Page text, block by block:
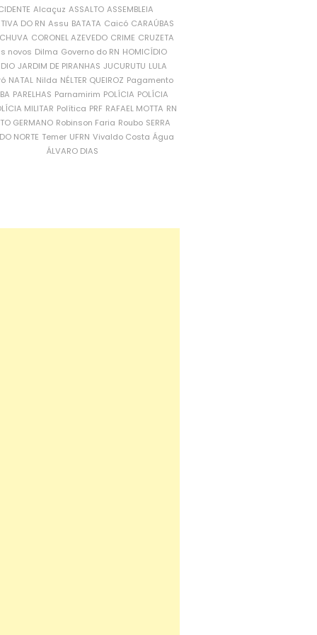
Alcaçuz ASSALTO ASSEMBLEIA
DO RN Assu BATATA Caicó CARAÚBAS
CORONEL AZEVEDO CRIME CRUZETA
novos Dilma Governo do RN HOMICÍDIO
JARDIM DE PIRANHAS JUCURUTU LULA
NATAL Nilda NÉLTER QUEIROZ Pagamento
PARELHAS Parnamirim POLÍCIA POLÍCIA
MILITAR Política PRF RAFAEL MOTTA RN
GERMANO Robinson Faria Roubo SERRA
NORTE Temer UFRN Vivaldo Costa Água
ÁLVARO DIAS